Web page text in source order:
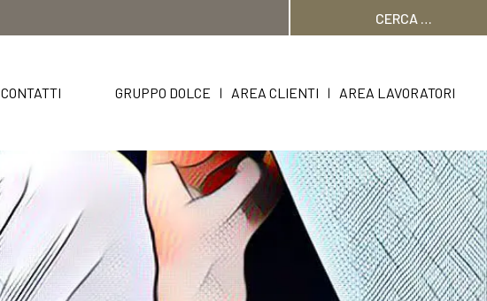
CONTATTI GRUPPO DOLCE | AREA CLIENTI | AREA LAVORATORI